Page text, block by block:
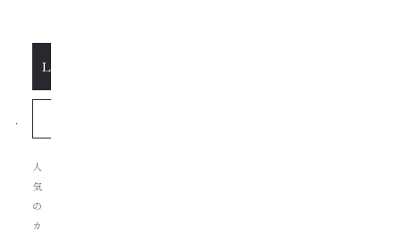
LOGIN/REGISTER
人
気
の
カ